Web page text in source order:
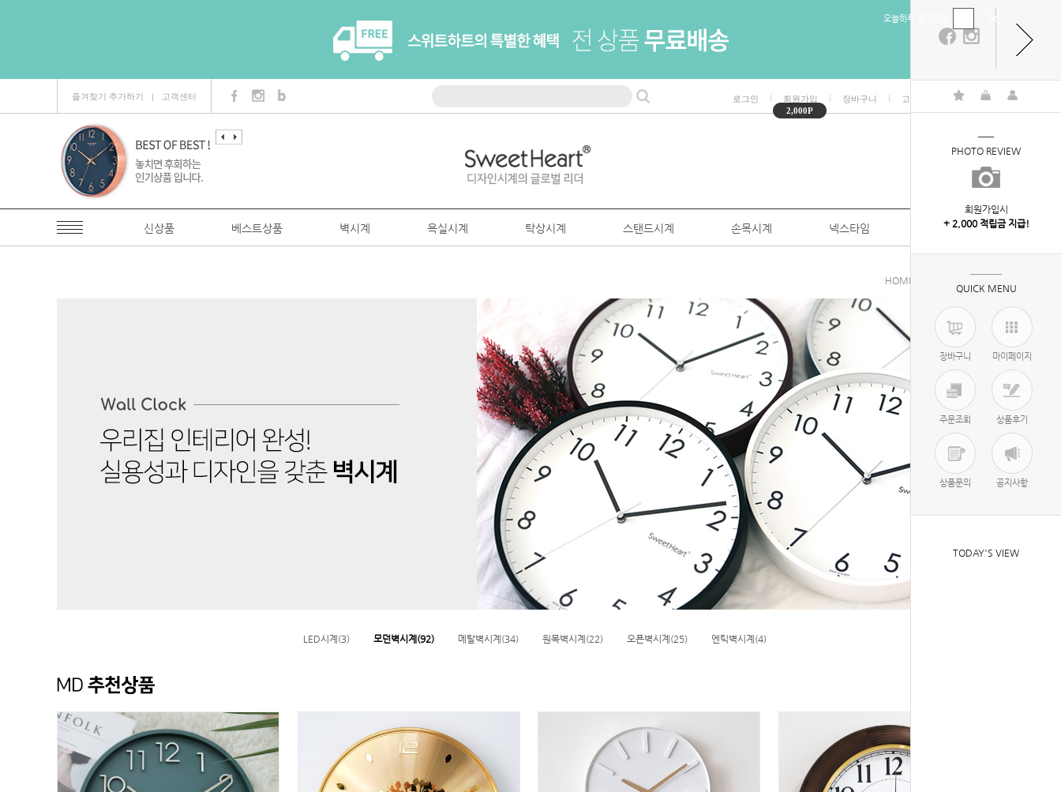
PHOTO REVIEW
회원가입시
+ 2,000 적립금 지급!
QUICK MENU
장바구니 마이페이지
주문조회 상품후기
상품문의 공지사항
TODAY'S VIEW
오늘하루 열지않음
즐겨찾기 추가하기 ㅣ 고객센터 로그인
회원가입
2,000P
장바구니 고객센터 마이페이지
신상품 베스트상품 벽시계 욕실시계 탁상시계 스탠드시계 손목시계 넥스타임 특판/대량구매
HOME
LED시계(3) 모던벽시계(92) 메탈벽시계(34) 원목벽시계(22) 오픈벽시계(25) 엔틱벽시계(4)